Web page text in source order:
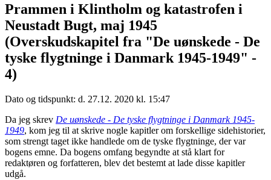
Prammen i Klintholm og katastrofen i
Neustadt Bugt, maj 1945
(Overskudskapitel fra "De uønskede - De
tyske flygtninge i Danmark 1945-1949" -
4)
Dato og tidspunkt: d. 27.12. 2020 kl. 15:47
Da jeg skrev De uønskede - De tyske flygtninge i Danmark 1945-
1949, kom jeg til at skrive nogle kapitler om forskellige sidehistorier,
som strengt taget ikke handlede om de tyske flygtninge, der var
bogens emne. Da bogens omfang begyndte at stå klart for
redaktøren og forfatteren, blev det bestemt at lade disse kapitler
udgå.